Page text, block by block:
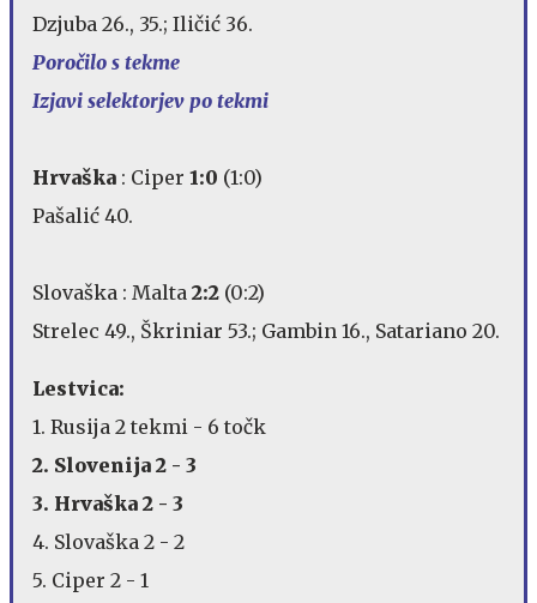
Dzjuba 26., 35.; Iličić 36.
Poročilo s tekme
Izjavi selektorjev po tekmi
Hrvaška : Ciper 1:0 (1:0)
Pašalić 40.
Slovaška : Malta 2:2 (0:2)
Strelec 49., Škriniar 53.; Gambin 16., Satariano 20.
Lestvica:
1. Rusija 2 tekmi - 6 točk
2. Slovenija 2 - 3
3. Hrvaška 2 - 3
4. Slovaška 2 - 2
5. Ciper 2 - 1